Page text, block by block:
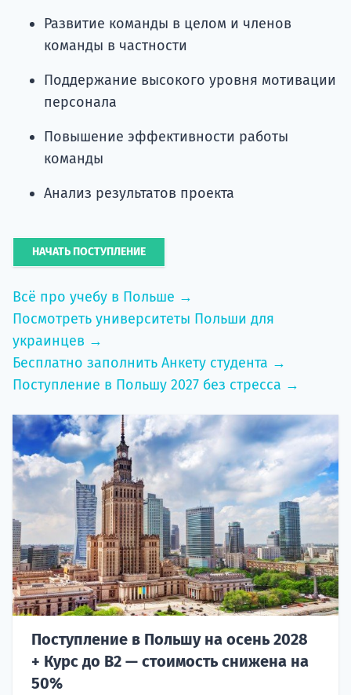
Развитие команды в целом и членов
команды в частности
Поддержание высокого уровня мотивации
персонала
Повышение эффективности работы
команды
Анализ результатов проекта
НАЧАТЬ ПОСТУПЛЕНИЕ
Всё про учебу в Польше →
Посмотреть университеты Польши для
украинцев →
Бесплатно заполнить Анкету студента →
Поступление в Польшу 2027 без стресса →
Поступление в Польшу на осень 2028
+ Курс до B2 — стоимость снижена на
50%